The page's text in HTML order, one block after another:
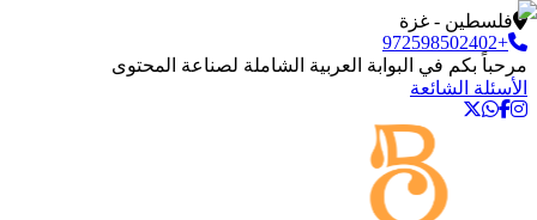
فلسطين - غزة
+972598502402
مرحباً بكم في البوابة العربية الشاملة لصناعة المحتوى
الأسئلة الشائعة